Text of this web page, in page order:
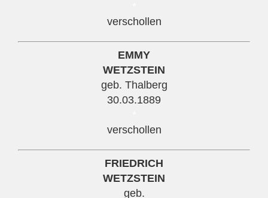
verschollen
EMMY
WETZSTEIN
geb. Thalberg
30.03.1889
verschollen
FRIEDRICH
WETZSTEIN
geb.